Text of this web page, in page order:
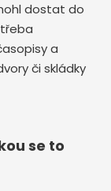
dostat do
a
či skládky
se to